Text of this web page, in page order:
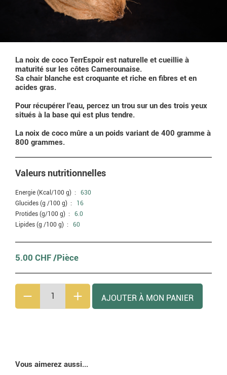
La noix de coco TerrEspoir est naturelle et cueillie à
maturité sur les côtes Camerounaise.
Sa chair blanche est croquante et riche en fibres et en
acides gras.
Pour récupérer l'eau, percez un trou sur un des trois yeux
situés à la base qui est plus tendre.
La noix de coco mûre a un poids variant de 400 gramme à
800 grammes.
Valeurs nutritionnelles
Energie (Kcal/100 g) : 630
Glucides (g /100 g) : 16
Protides (g/100 g) : 6.0
Lipides (g /100 g) : 60
5.00 CHF /Pièce
Vous aimerez aussi...